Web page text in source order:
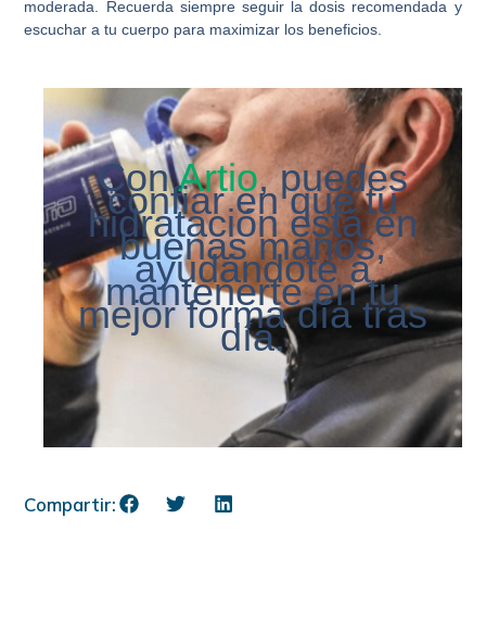
moderada. Recuerda siempre seguir la dosis recomendada y
escuchar a tu cuerpo para maximizar los beneficios.
ConArtio, puedes
confiar en que tu
hidratación está en
buenas manos,
ayudándote a
mantenerte en tu
mejor forma día tras
día.
Compartir: